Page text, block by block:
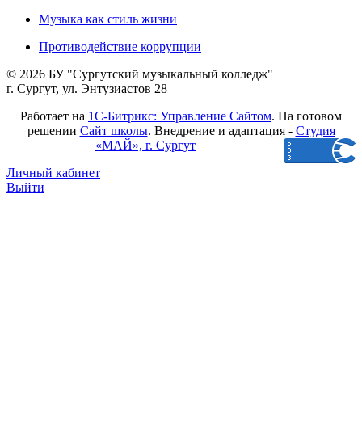
Музыка как стиль жизни
Противодействие коррупции
© 2026 БУ "Сургутский музыкальный колледж"
г. Сургут, ул. Энтузиастов 28
Работает на 1С-Битрикс: Управление Сайтом. На готовом
решении Сайт школы. Внедрение и адаптация - Студия
«МАЙ», г. Сургут
Личный кабинет
Выйти